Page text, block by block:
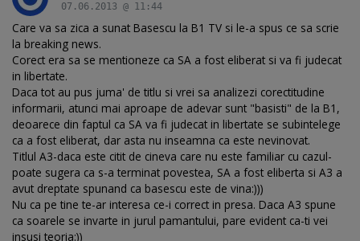
07.06.2013 @ 11:44
Care va sa zica a sunat Basescu la B1 TV si le-a spus ce sa scrie
la breaking news.
Corect era sa se mentioneze ca SA a fost eliberat si va fi judecat
in libertate.
Daca tot au pus juma' de titlu si vrei sa analizezi corectitudine
informarii, atunci mai aproape de adevar sunt "basisti" de la B1,
deoarece din faptul ca SA va fi judecat in libertate se subintelege
ca a fost eliberat, dar asta nu inseamna ca este nevinovat.
Titlul A3-daca este citit de cineva care nu este familiar cu cazul-
poate sugera ca s-a terminat povestea, SA a fost eliberta si A3 a
avut dreptate spunand ca basescu este de vina:)))
Nu ca pe tine te-ar interesa ce-i correct in presa. Daca A3 spune
ca soarele se invarte in jurul pamantului, pare evident ca-ti vei
insusi teoria:))